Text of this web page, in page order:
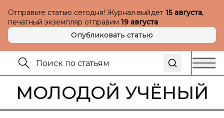
Отправьте статью сегодня! Журнал выйдет 15 августа,
печатный экземпляр отправим 19 августа
Опубликовать статью
МОЛОДОЙ УЧЁНЫЙ